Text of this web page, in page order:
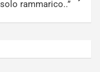
rammarico..”